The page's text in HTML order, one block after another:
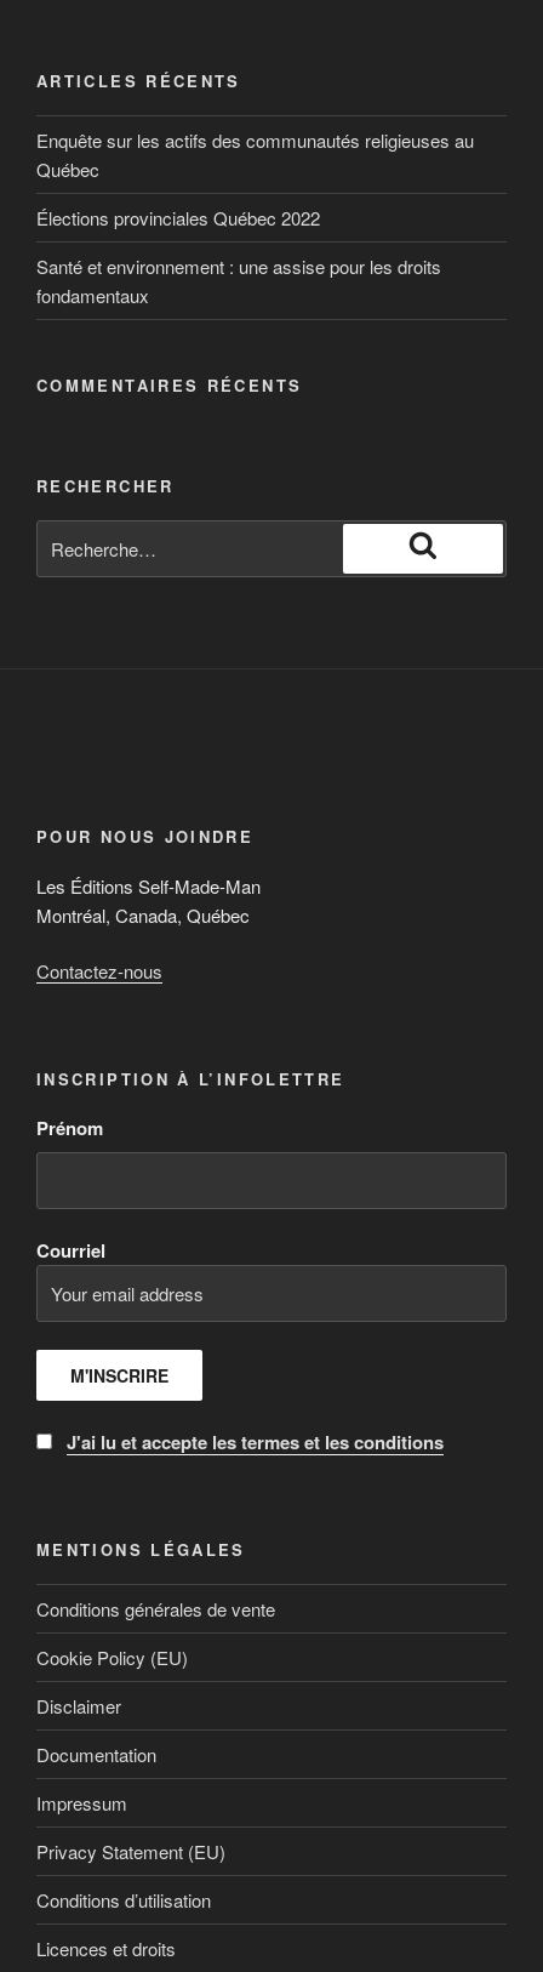
ARTICLES RÉCENTS
Enquête sur les actifs des communautés religieuses au
Québec
Élections provinciales Québec 2022
Santé et environnement : une assise pour les droits
fondamentaux
COMMENTAIRES RÉCENTS
RECHERCHER
POUR NOUS JOINDRE
Les Éditions Self-Made-Man
Montréal, Canada, Québec
Contactez-nous
INSCRIPTION À L’INFOLETTRE
Prénom
Courriel
J'ai lu et accepte les termes et les conditions
MENTIONS LÉGALES
Conditions générales de vente
Cookie Policy (EU)
Disclaimer
Documentation
Impressum
Privacy Statement (EU)
Conditions d’utilisation
Licences et droits